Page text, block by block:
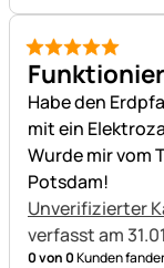
5 von 5
Habe den
mit ein
Wurde mir vom
Potsdam!
Unverifizierter
verfasst am
0 von 0Kunden